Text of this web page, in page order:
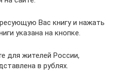
Вас книгу и нажать
указана на кнопке.
для жителей России,
в рублях.